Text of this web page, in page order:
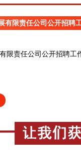
有限责任公司公开招聘
责任公司公开招聘工